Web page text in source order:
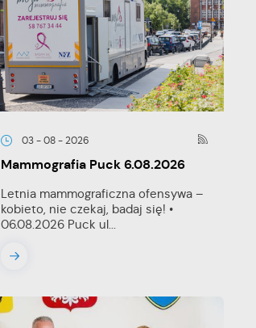
03 - 08 - 2026
Mammografia Puck 6.08.2026
Letnia mammograficzna ofensywa –
kobieto, nie czekaj, badaj się! •
06.08.2026 Puck ul...